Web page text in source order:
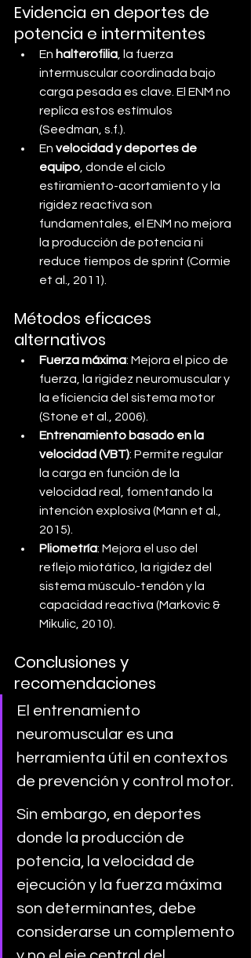
Evidencia en deportes de
potencia e intermitentes
En halterofilia , la fuerza
intermuscular coordinada bajo
carga pesada es clave. El ENM no
replica estos estímulos
(Seedman, s.f.).
En velocidad y deportes de
equipo , donde el ciclo
estiramiento-acortamiento y la
rigidez reactiva son
fundamentales, el ENM no mejora
la producción de potencia ni
reduce tiempos de sprint (Cormie
et al., 2011).
Métodos eficaces
alternativos
Fuerza máxima: Mejora el pico de
fuerza, la rigidez neuromuscular y
la eficiencia del sistema motor
(Stone et al., 2006).
Entrenamiento basado en la
velocidad (VBT): Permite regular
la carga en función de la
velocidad real, fomentando la
intención explosiva (Mann et al.,
2015).
Pliometría: Mejora el uso del
reflejo miotático, la rigidez del
sistema músculo-tendón y la
capacidad reactiva (Markovic &
Mikulic, 2010).
Conclusiones y
recomendaciones
El entrenamiento
neuromuscular es una
herramienta útil en contextos
de prevención y control motor.
Sin embargo, en deportes
donde la producción de
potencia, la velocidad de
ejecución y la fuerza máxima
son determinantes, debe
considerarse un complemento